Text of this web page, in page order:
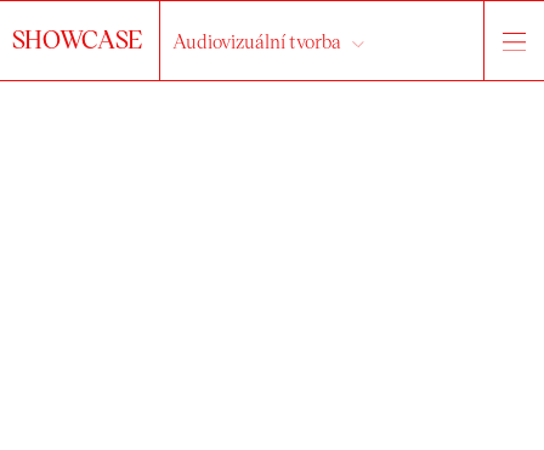
SHOWCASE Audiovizuální tvorba